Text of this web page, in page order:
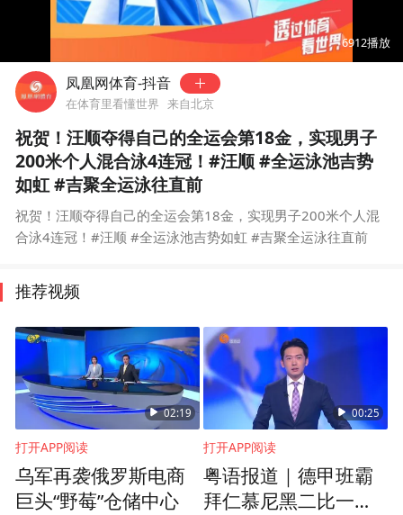
00:20
6912播放
凤凰网体育-抖音
在体育里看懂世界 来自北京
祝贺！汪顺夺得自己的全运会第18金，实现男子
200米个人混合泳4连冠！#汪顺 #全运泳池吉势
如虹 #吉聚全运泳往直前
祝贺！汪顺夺得自己的全运会第18金，实现男子200米个人混
合泳4连冠！#汪顺 #全运泳池吉势如虹 #吉聚全运泳往直前
推荐视频
02:19
打开APP阅读
乌军再袭俄罗斯电商
巨头“野莓”仓储中心
00:25
打开APP阅读
粤语报道｜德甲班霸
拜仁慕尼黑二比一险